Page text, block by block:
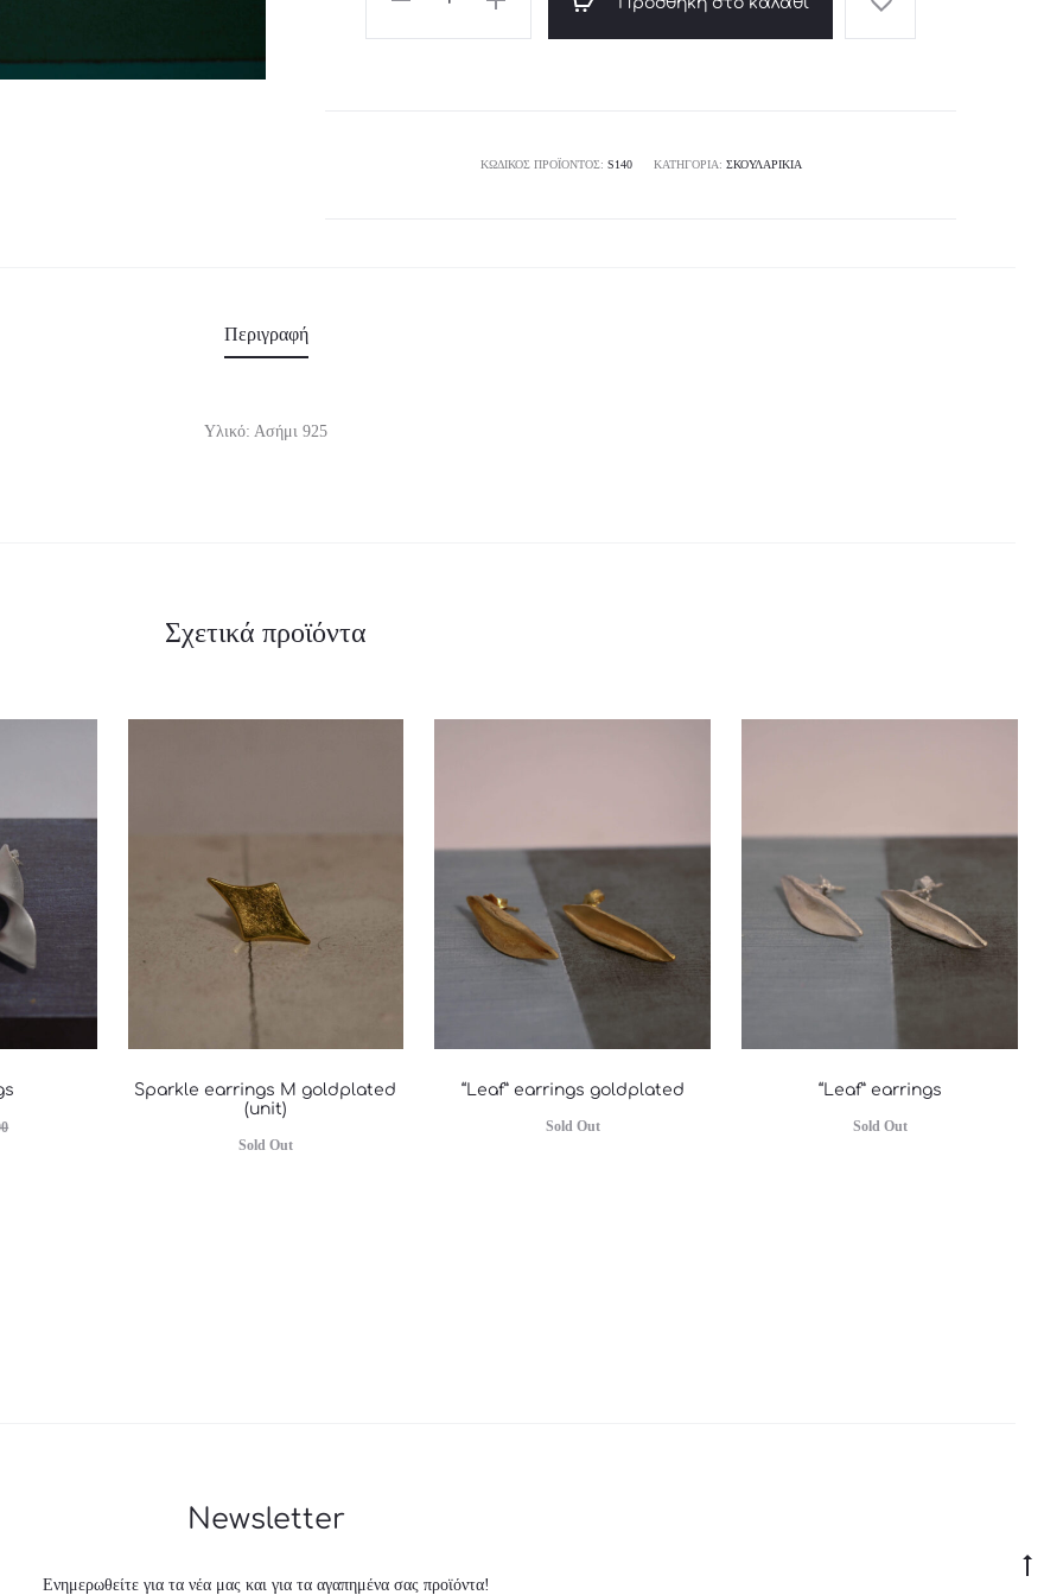
ΚΩΔΙΚΌΣ ΠΡΟΪΌΝΤΟΣ: S140 ΚΑΤΗΓΟΡΊΑ: ΣΚΟΥΛΑΡΊΚΙΑ
Περιγραφή
Υλικό: Ασήμι 925
Σχετικά προϊόντα
Sparkle earrings M goldplated
(unit)
Sold Out
“Leaf” earrings goldplated
Sold Out
“Leaf” earrings
Sold Out
Newsletter
Ενημερωθείτε για τα νέα μας και για τα αγαπημένα σας προϊόντα!